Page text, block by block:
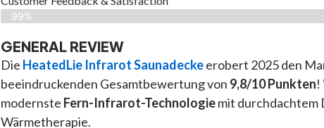
99%
GENERAL REVIEW
Die HeatedLie Infrarot Saunadeckeerobert 2025 den
beeindruckenden Gesamtbewertung von 9,8/10 Punkten!
modernste Fern-Infrarot-Technologiemit durchdachtem
Wärmetherapie.